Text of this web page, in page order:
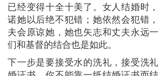
已经变得十全十美了。女人结婚时
诺她以后绝不犯错；她依然会犯错
夫会原谅她，她也矢志和丈夫永远
们和基督的结合也是如此。
下一步是要接受水的洗礼，接受洗